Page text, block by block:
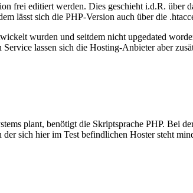
frei editiert werden. Dies geschieht i.d.R.
lässt sich die PHP-Version auch über die
wurden und seitdem nicht upgedated
Service lassen sich die Hosting-Anbieter aber
plant, benötigt die Skriptsprache PHP. Bei
sich hier im Test befindlichen Hoster steht